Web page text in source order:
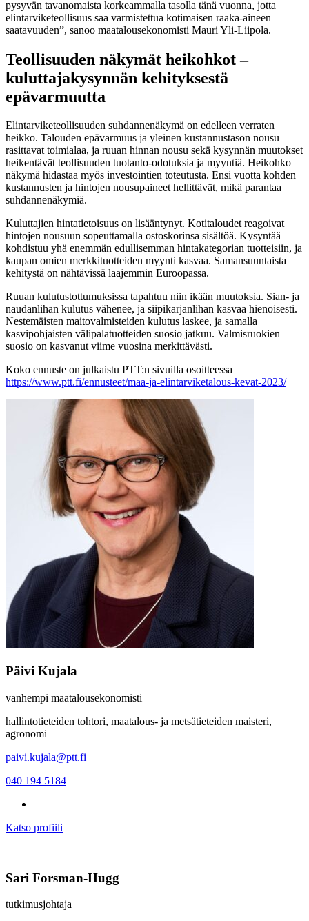
pysyvän tavanomaista korkeammalla tasolla tänä vuonna, jotta
elintarviketeollisuus saa varmistettua kotimaisen raaka-aineen
saatavuuden”, sanoo maatalousekonomisti Mauri Yli-Liipola.
Teollisuuden näkymät heikohkot –
kuluttajakysynnän kehityksestä
epävarmuutta
Elintarviketeollisuuden suhdannenäkymä on edelleen verraten
heikko. Talouden epävarmuus ja yleinen kustannustason nousu
rasittavat toimialaa, ja ruuan hinnan nousu sekä kysynnän muutokset
heikentävät teollisuuden tuotanto-odotuksia ja myyntiä. Heikohko
näkymä hidastaa myös investointien toteutusta. Ensi vuotta kohden
kustannusten ja hintojen nousupaineet hellittävät, mikä parantaa
suhdannenäkymiä.
Kuluttajien hintatietoisuus on lisääntynyt. Kotitaloudet reagoivat
hintojen nousuun sopeuttamalla ostoskorinsa sisältöä. Kysyntää
kohdistuu yhä enemmän edullisemman hintakategorian tuotteisiin, ja
kaupan omien merkkituotteiden myynti kasvaa. Samansuuntaista
kehitystä on nähtävissä laajemmin Euroopassa.
Ruuan kulutustottumuksissa tapahtuu niin ikään muutoksia. Sian- ja
naudanlihan kulutus vähenee, ja siipikarjanlihan kasvaa hienoisesti.
Nestemäisten maitovalmisteiden kulutus laskee, ja samalla
kasvipohjaisten välipalatuotteiden suosio jatkuu. Valmisruokien
suosio on kasvanut viime vuosina merkittävästi.
Koko ennuste on julkaistu PTT:n sivuilla osoitteessa
https://www.ptt.fi/ennusteet/maa-ja-elintarviketalous-kevat-2023/
Päivi Kujala
vanhempi maatalousekonomisti
hallintotieteiden tohtori, maatalous- ja metsätieteiden maisteri,
agronomi
paivi.kujala@ptt.fi
040 194 5184
Katso profiili
Sari Forsman-Hugg
tutkimusjohtaja